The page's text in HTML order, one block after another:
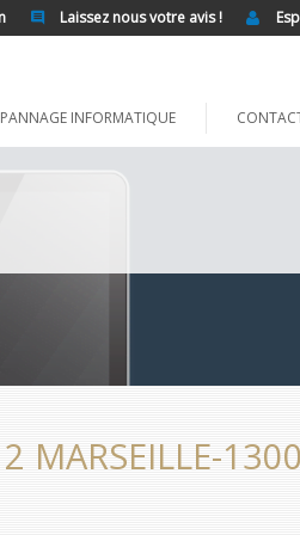
Laissez nous votre avis !
INFORMATIQUE
MARSEILLE-